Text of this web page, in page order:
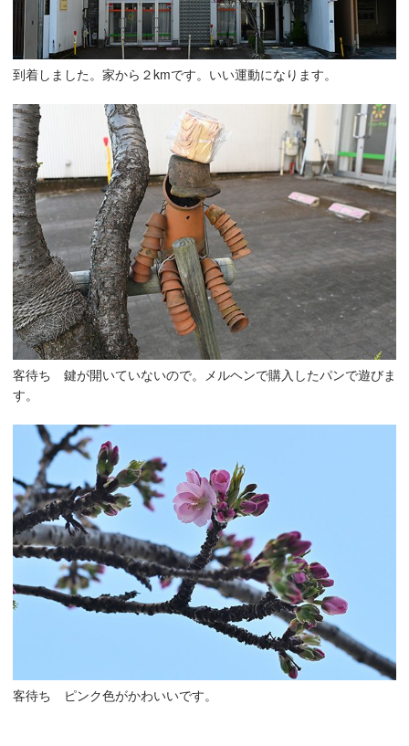
到着しました。家から２kmです。いい運動になります。
客待ち 鍵が開いていないので。メルヘンで購入したパンで遊びま
す。
客待ち ピンク色がかわいいです。